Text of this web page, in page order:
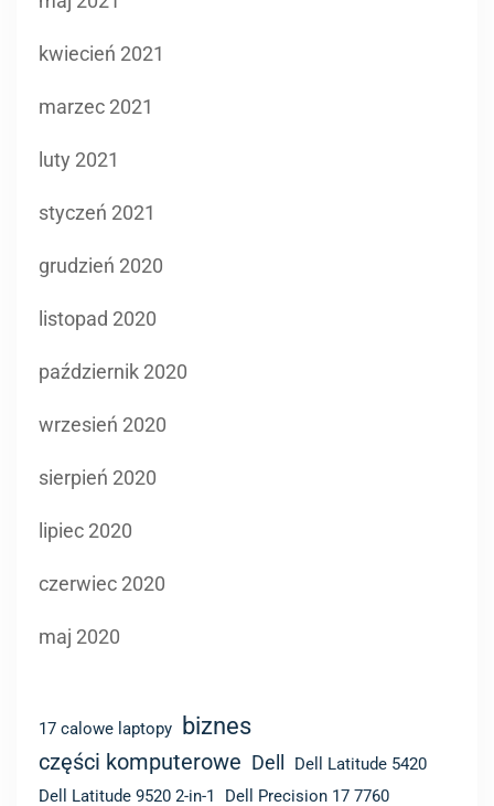
kwiecień 2021
marzec 2021
luty 2021
styczeń 2021
grudzień 2020
listopad 2020
październik 2020
wrzesień 2020
sierpień 2020
lipiec 2020
czerwiec 2020
maj 2020
17 calowe laptopy biznes
części komputerowe Dell
Dell Latitude 5420
Dell Latitude 9520 2-in-1
Dell Precision 17 7760